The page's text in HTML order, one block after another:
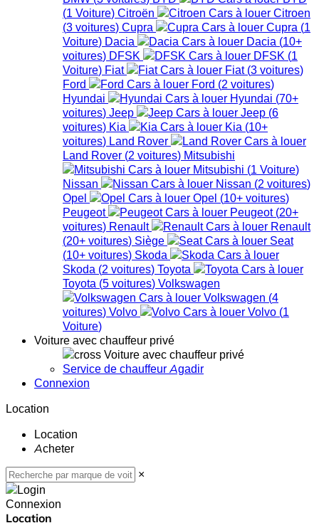
(1 Voiture) Citroën
Citroen
(3 voitures) Cupra Cupra (1
Voiture) Dacia Dacia (10+
voitures) DFSK DFSK (1
Voiture) Fiat Fiat (3 voitures)
Ford
Ford (2 voitures)
Hyundai
Hyundai (70+
voitures) Jeep Jeep (6
voitures) Kia Kia (10+
voitures) Land Rover
Land Rover (2 voitures) Mitsubishi
Mitsubishi (1 Voiture)
Nissan
Nissan (2 voitures)
Opel
Opel (10+ voitures)
Peugeot
Peugeot (20+
voitures) Renault
Renault
(20+ voitures) Siège
Seat
(10+ voitures) Skoda
Skoda (2 voitures) Toyota
Toyota (5 voitures) Volkswagen
Volkswagen (4
voitures) Volvo Volvo (1
Voiture)
Voiture avec chauffeur privé
Voiture avec chauffeur privé
Service de chauffeur Agadir
Connexion
Location
Location
Acheter
×
Connexion
Location